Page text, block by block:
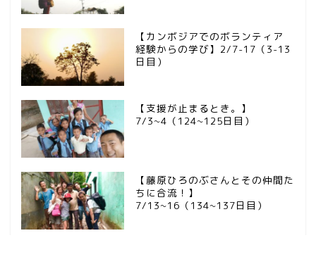
【カンボジアでのボランティア
経験からの学び】2/7-17（3-13
日目）
【支援が止まるとき。】
7/3~4（124~125日目）
【藤原ひろのぶさんとその仲間た
ちに合流！】
7/13~16（134~137日目）